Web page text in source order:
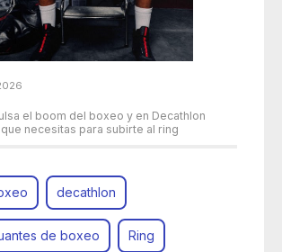
el boom del boxeo y en Decathlon
necesitas para subirte al ring
decathlon
de boxeo Ring